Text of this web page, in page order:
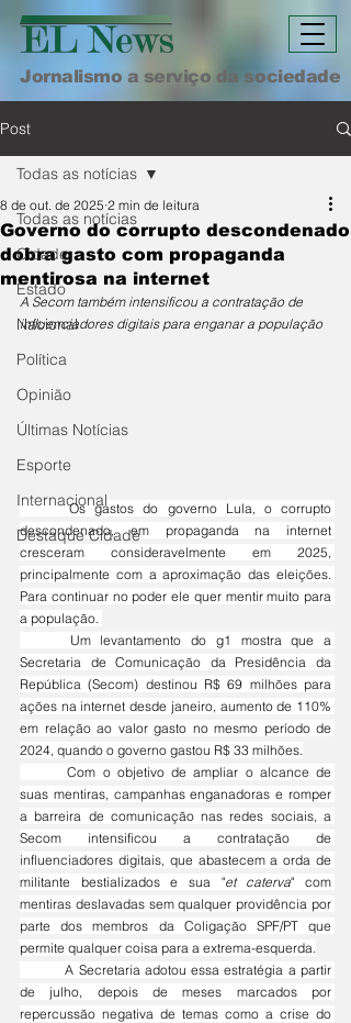
Jornalismo a serviço da sociedade
Post
Todas as notícias
Cidade
Estado
Nacional
Política
Opinião
Últimas Notícias
Esporte
Internacional
Destaque Cidade
Todas as notícias
Governo do corrupto descondenado
dobra gasto com propaganda
mentirosa na internet
8 de out. de 2025 2 min de leitura
A Secom também intensificou a contratação de
influenciadores digitais para enganar a população
	Os gastos do governo Lula, o corrupto
descondenado, em propaganda na internet
cresceram consideravelmente em 2025,
principalmente com a aproximação das eleições.
Para continuar no poder ele quer mentir muito para
a população.
Secretaria de Comunicação da Presidência da
República (Secom) destinou R$ 69 milhões para
ações na internet desde janeiro, aumento de 110%
em relação ao valor gasto no mesmo período de
2024, quando o governo gastou R$ 33 milhões.
	Com o objetivo de ampliar o alcance de
suas mentiras, campanhas enganadoras e romper
a barreira de comunicação nas redes sociais, a
Secom intensificou a contratação de
influenciadores digitais, que abastecem a orda de
militante bestializados e sua "et caterva" com
mentiras deslavadas sem qualquer providência por
parte dos membros da Coligação SPF/PT que
permite qualquer coisa para a extrema-esquerda.
	A Secretaria adotou essa estratégia a partir
de julho, depois de meses marcados por
repercussão negativa de temas como a crise do